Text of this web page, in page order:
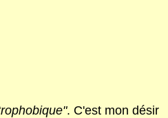
. C'est mon désir